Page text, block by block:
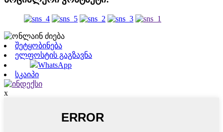
შეტყობინება
ელფოსტის გაგზავნა
WhatsApp
სკაიპი
x